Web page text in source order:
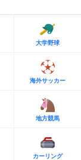
大学野球
海外サッカー
地方競馬
カーリング